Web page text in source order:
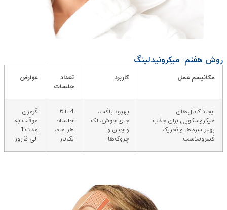
روش هفتم: میکرونیدلینگ
مکانیسم عمل کاربرد
تعداد
جلسات
عوارض
ایجاد کانال‌های
میکروسکوپی برای جذب
بهتر سرم‌ها و تحریک
فیبروبلاست
بهبود بافت،
جای جوش، لک
و چین‌ و
چروک‌ها
4 تا 6
جلسه؛
هر ماه،
یک‌بار
قرمزی
موقت به
مدت 1
الی 2 روز